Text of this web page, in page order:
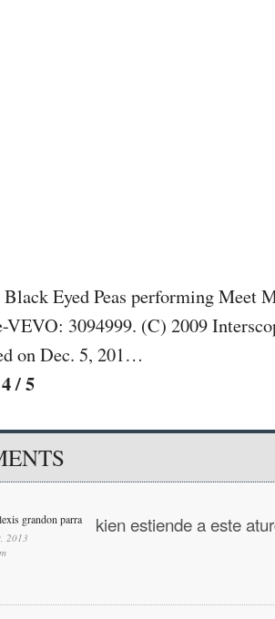
Eyed Peas performing Meet
VEVO: 3094999. (C) 2009
on Dec. 5, 201…
/ 5
grandon parra
2013
kien estiende a este